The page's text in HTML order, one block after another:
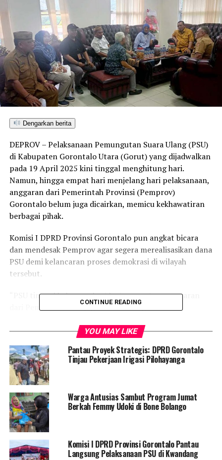
Dengarkan berita
DEPROV – Pelaksanaan Pemungutan Suara Ulang (PSU)
di Kabupaten Gorontalo Utara (Gorut) yang dijadwalkan
pada 19 April 2025 kini tinggal menghitung hari.
Namun, hingga empat hari menjelang hari pelaksanaan,
anggaran dari Pemerintah Provinsi (Pemprov)
Gorontalo belum juga dicairkan, memicu kekhawatiran
berbagai pihak.
Komisi I DPRD Provinsi Gorontalo pun angkat bicara
dan mendesak Pemprov agar segera merealisasikan dana
PSU demi kelancaran proses demokrasi di wilayah
tersebut.
“PSU tinggal beberapa hari lagi, sementara anggaran
dari Pemprov belum juga cair. Ini sangat
I DPRD Provinsi Gorontalo, saat dikonfirmasi, Selasa
(15/04/2025).
Menurut Femmy, berdasarkan hasil monitoring Komisi I,
dana yang sejauh ini baru cair terdiri dari:
Rp3 miliaruntuk KPU,
Rp500 juta
Rp300 jutauntuk pengamanan.
CONTINUE READING
YOU MAY LIKE
Pantau Proyek Strategis: DPRD Gorontalo
Tinjau Pekerjaan Irigasi Pilohayanga
Warga Antusias Sambut Program Jumat
Berkah Femmy Udoki di Bone Bolango
Komisi I DPRD Provinsi Gorontalo Pantau
Langsung Pelaksanaan PSU di Kwandang